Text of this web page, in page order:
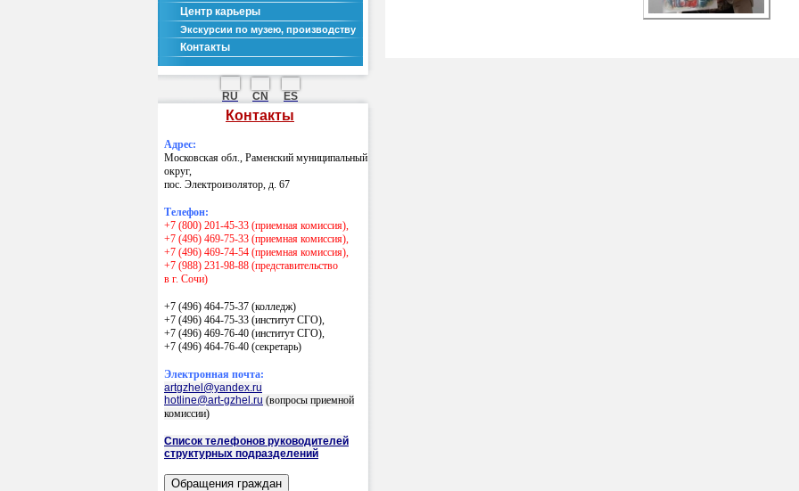
Центр карьеры
Экскурсии по музею, производству
Контакты
RU CN ES
Контакты
Адрес:
Московская обл., Раменский муниципальный
округ,
пос. Электроизолятор, д. 67
Телефон:
+7 (800) 201-45-33 (приемная комиссия),
+7 (496) 469-75-33 (приемная комиссия),
+7 (496) 469-74-54 (приемная комиссия),
+7 (988) 231-98-88 (представительство
в г. Сочи)
+7 (496) 464-75-37 (колледж)
+7 (496) 464-75-33 (институт СГО),
+7 (496) 469-76-40 (институт СГО),
+7 (496) 464-76-40 (секретарь)
Электронная почта:
artgzhel@yandex.ru
hotline@art-gzhel.ru (вопросы приемной
комиссии)
Список телефонов руководителей
структурных подразделений